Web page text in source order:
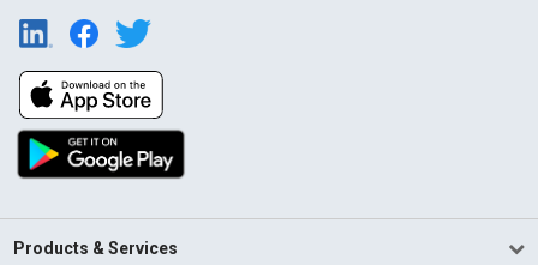
Products & Services